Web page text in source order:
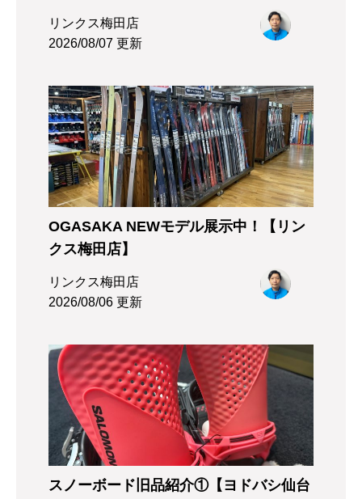
リンクス梅田店
2026/08/07 更新
OGASAKA NEWモデル展示中！【リン
クス梅田店】
リンクス梅田店
2026/08/06 更新
スノーボード旧品紹介①【ヨドバシ仙台